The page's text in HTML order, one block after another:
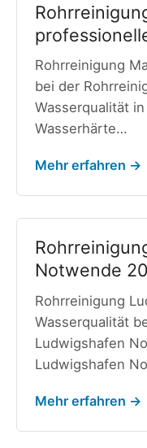
Rohrreinigung
bei der
Wasserqualität
Wasserhärte…
Mehr erfahren →
Notwende
Rohrreinigung
Wasserqualität
Ludwigshafen
Ludwigshafen
Mehr erfahren →